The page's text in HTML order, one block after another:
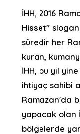
İHH, 2016
Hisset"
süredir her
kuran,
İHH, bu yıl
ihtiyaç sahibi
Ramazan'da
yapacak olan
bölgelerde